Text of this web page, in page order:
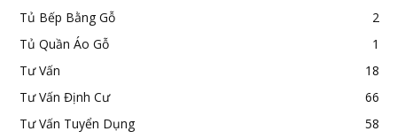
Tủ Bếp Bằng Gỗ
2
Tủ Quần Áo Gỗ
1
Tư Vấn
18
Tư Vấn Định Cư
66
Tư Vấn Tuyển Dụng
58